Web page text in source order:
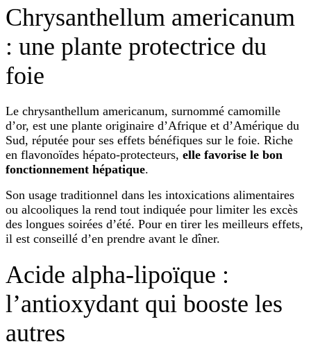
Chrysanthellum americanum
: une plante protectrice du
foie
Le chrysanthellum americanum, surnommé camomille
d’or, est une plante originaire d’Afrique et d’Amérique du
Sud, réputée pour ses effets bénéfiques sur le foie. Riche
en flavonoïdes hépato-protecteurs, elle favorise le bon
fonctionnement hépatique.
Son usage traditionnel dans les intoxications alimentaires
ou alcooliques la rend tout indiquée pour limiter les excès
des longues soirées d’été. Pour en tirer les meilleurs effets,
il est conseillé d’en prendre avant le dîner.
Acide alpha-lipoïque :
l’antioxydant qui booste les
autres